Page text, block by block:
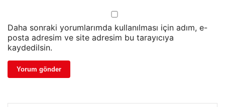
Daha sonraki yorumlarımda kullanılması için adım, e-
posta adresim ve site adresim bu tarayıcıya
kaydedilsin.